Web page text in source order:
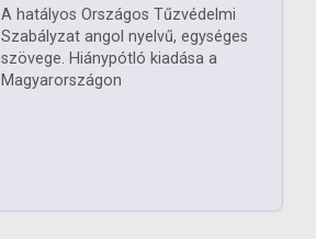
A hatályos Országos Tűzvédelmi
Szabályzat angol nyelvű, egységes
szövege. Hiánypótló kiadása a
Magyarországon